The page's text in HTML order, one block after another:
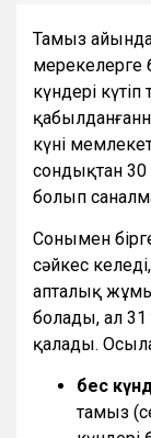
Тамыз
күндері
күні
сондықтан
болып
Сонымен
сәйкес
апталық
болады, ал
қалады.
бес
тамыз